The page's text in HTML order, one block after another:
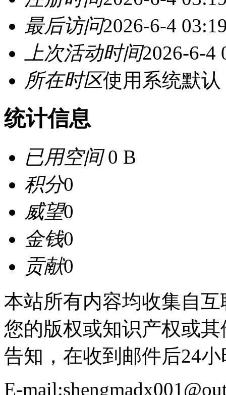
最后访问2026-6-4
上次活动时间2026-6-4
所在时区使用系统默认
统计信息
已用空间0 B
积分0
威望0
金钱0
贡献0
本站所有内容均收集自
您的版权或知识产权或
告知，在收到邮件后24
E-